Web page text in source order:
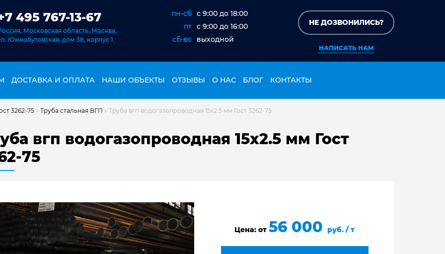
495 767-13-67
Московская область, Москва,
Южнобутовская, дом 38, корпус 1
пн-сб c 9:00 до 18:00
пт c 9:00 до 16:00
сб-вс
выходной
НЕ ДОЗВОНИЛИСЬ?
НАПИСАТЬ НАМ
ДОСТАВКА И ОПЛАТА НАШИ ОБЪЕКТЫ ОТЗЫВЫ О НАС БЛОГ КОНТАКТЫ
3262-75 » Труба стальная ВГП » Труба вгп водогазопроводная 15х2.5 мм Гост 3262-75
вгп водогазопроводная 15х2.5 мм Гост
75
Цена: от56 000руб. / т